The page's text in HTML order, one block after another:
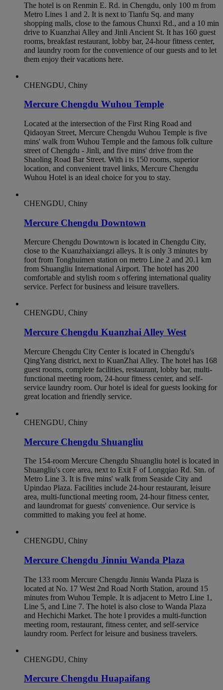
The hotel is on Renmin E. Rd. in Chengdu, only 100 m from
Metro Lines 1 and 2. It is next to Tianfu Sq. and many
shopping malls, close to the famous Chunxi Rd., and a 10 min
drive to Kuanzhai Alley and Jinli Ancient St. It has 160 guest
rooms, breakfast restaurant, lobby bar, 24-hour fitness center,
and laundry room for the convenience of our guests and to let
them enjoy their vacations here.
CHENGDU, Chiny
Mercure Chengdu Wuhou Temple
Located at the intersection of the First Ring Road and
Qidaoyan Street, Mercure Chengdu Wuhou Temple is five
mins' walk from Wuhou Temple and the famous folk culture
street of Chengdu - Jinli, and five mins' drive from the
Shaoling Road Bar Street. With i ts 150 rooms, superior
location, and convenient travel links, Mercure Chengdu
Wuhou Hotel is an ideal choice for you to stay.
CHENGDU, Chiny
Mercure Chengdu Downtown
Mercure Chengdu Downtown is located in Chengdu City,
close to the Kuanzhaixiangzi alleys. It is only 3 minutes by
foot from Tonghuimen station on metro Line 2 and 20.1 km
from Shuangliu International Airport. The hotel has 200
comfortable and stylish room s offering international quality
service. Perfect for business and leisure travellers.
CHENGDU, Chiny
Mercure Chengdu Kuanzhai Alley West
Mercure Chengdu City Center is located in Chengdu's
QingYang district, next to KuanZhai Alley. The hotel has 168
guest rooms, complete facilities, restaurant, lobby bar, multi-
functional meeting room, 24-hour fitness center, and self-
service laundry room. Our hotel is ideal for guests looking for
great location and friendly service.
CHENGDU, Chiny
Mercure Chengdu Shuangliu
The 154-room Mercure Chengdu Shuangliu hotel is located in
Shuangliu's core area, next to Exit F of Longqiao Rd. Stn. of
Metro Line 3. It is five mins' walk from Seaside City and
Upindao Plaza. Facilities include 24-hour restaurant, leisure
area, multi-functional meeting room, 24-hour fitness center,
and laundromat for guests' convenience. Our service is
committed to making you feel at home.
CHENGDU, Chiny
Mercure Chengdu Jinniu Wanda Plaza
The 133 room Mercure Chengdu Jinniu Wanda Plaza is
located at No. 17 West 2nd Road North Station, around 15
minutes from Wuhou Temple. It is adjacent to Metro Line 1,
Line 5, and Line 7. The hotel is also close to Wanda Plaza
and Hechichi Market. The hote l provides a multi-function
meeting room, restaurant, fitness center, and self-service
laundry room. Perfect for leisure and business travelers.
CHENGDU, Chiny
Mercure Chengdu Huapaifang